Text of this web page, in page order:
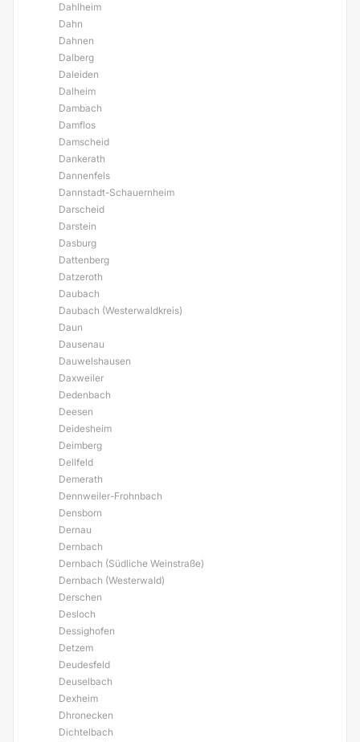
Dahlheim
Dahn
Dahnen
Dalberg
Daleiden
Dalheim
Dambach
Damflos
Damscheid
Dankerath
Dannenfels
Dannstadt-Schauernheim
Darscheid
Darstein
Dasburg
Dattenberg
Datzeroth
Daubach
Daubach (Westerwaldkreis)
Daun
Dausenau
Dauwelshausen
Daxweiler
Dedenbach
Deesen
Deidesheim
Deimberg
Dellfeld
Demerath
Dennweiler-Frohnbach
Densborn
Dernau
Dernbach
Dernbach (Südliche Weinstraße)
Dernbach (Westerwald)
Derschen
Desloch
Dessighofen
Detzem
Deudesfeld
Deuselbach
Dexheim
Dhronecken
Dichtelbach